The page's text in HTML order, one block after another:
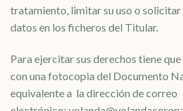
tratamiento, limitar su uso o solicitar
datos en los ficheros del Titular.
Para ejercitar sus derechos tiene
con una fotocopia del Documento
equivalente a la dirección de correo